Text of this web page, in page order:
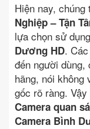
Hiện nay,
Nghiệp – Tận
lựa chọn sử
Dương HD.
đến người dùng,
hãng, nói không
gốc rõ ràng.
Camera quan
Camera Bình